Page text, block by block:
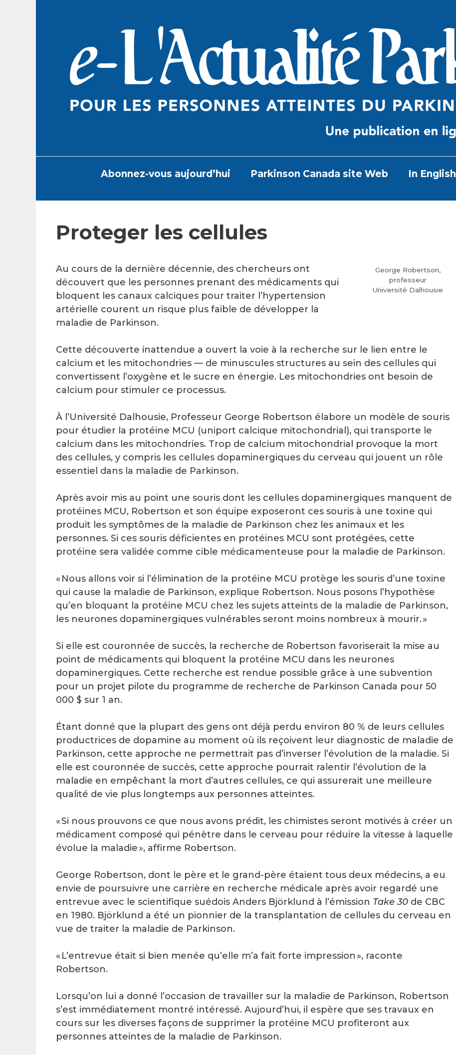
Abonnez-vous aujourd’hui Parkinson Canada site Web In English
Proteger les cellules
George Robertson,
professeur
Université Dalhousie
Au cours de la dernière décennie, des chercheurs ont
découvert que les personnes prenant des médicaments qui
bloquent les canaux calciques pour traiter l’hypertension
artérielle courent un risque plus faible de développer la
maladie de Parkinson.
Cette découverte inattendue a ouvert la voie à la recherche sur le lien entre le
calcium et les mitochondries — de minuscules structures au sein des cellules qui
convertissent l’oxygène et le sucre en énergie. Les mitochondries ont besoin de
calcium pour stimuler ce processus.
À l’Université Dalhousie, Professeur George Robertson élabore un modèle de souris
pour étudier la protéine MCU (uniport calcique mitochondrial), qui transporte le
calcium dans les mitochondries. Trop de calcium mitochondrial provoque la mort
des cellules, y compris les cellules dopaminergiques du cerveau qui jouent un rôle
essentiel dans la maladie de Parkinson.
Après avoir mis au point une souris dont les cellules dopaminergiques manquent de
protéines MCU, Robertson et son équipe exposeront ces souris à une toxine qui
produit les symptômes de la maladie de Parkinson chez les animaux et les
personnes. Si ces souris déficientes en protéines MCU sont protégées, cette
protéine sera validée comme cible médicamenteuse pour la maladie de Parkinson.
« Nous allons voir si l’élimination de la protéine MCU protège les souris d’une toxine
qui cause la maladie de Parkinson, explique Robertson. Nous posons l’hypothèse
qu’en bloquant la protéine MCU chez les sujets atteints de la maladie de Parkinson,
les neurones dopaminergiques vulnérables seront moins nombreux à mourir. »
Si elle est couronnée de succès, la recherche de Robertson favoriserait la mise au
point de médicaments qui bloquent la protéine MCU dans les neurones
dopaminergiques. Cette recherche est rendue possible grâce à une subvention
pour un projet pilote du programme de recherche de Parkinson Canada pour 50
000 $ sur 1 an.
Étant donné que la plupart des gens ont déjà perdu environ 80 % de leurs cellules
productrices de dopamine au moment où ils reçoivent leur diagnostic de maladie de
Parkinson, cette approche ne permettrait pas d’inverser l’évolution de la maladie. Si
elle est couronnée de succès, cette approche pourrait ralentir l’évolution de la
maladie en empêchant la mort d’autres cellules, ce qui assurerait une meilleure
qualité de vie plus longtemps aux personnes atteintes.
« Si nous prouvons ce que nous avons prédit, les chimistes seront motivés à créer un
médicament composé qui pénètre dans le cerveau pour réduire la vitesse à laquelle
évolue la maladie », affirme Robertson.
George Robertson, dont le père et le grand-père étaient tous deux médecins, a eu
envie de poursuivre une carrière en recherche médicale après avoir regardé une
entrevue avec le scientifique suédois Anders Björklund à l’émission Take 30 de CBC
en 1980. Björklund a été un pionnier de la transplantation de cellules du cerveau en
vue de traiter la maladie de Parkinson.
« L’entrevue était si bien menée qu’elle m’a fait forte impression », raconte
Robertson.
Lorsqu’on lui a donné l’occasion de travailler sur la maladie de Parkinson, Robertson
s’est immédiatement montré intéressé. Aujourd’hui, il espère que ses travaux en
cours sur les diverses façons de supprimer la protéine MCU profiteront aux
personnes atteintes de la maladie de Parkinson.